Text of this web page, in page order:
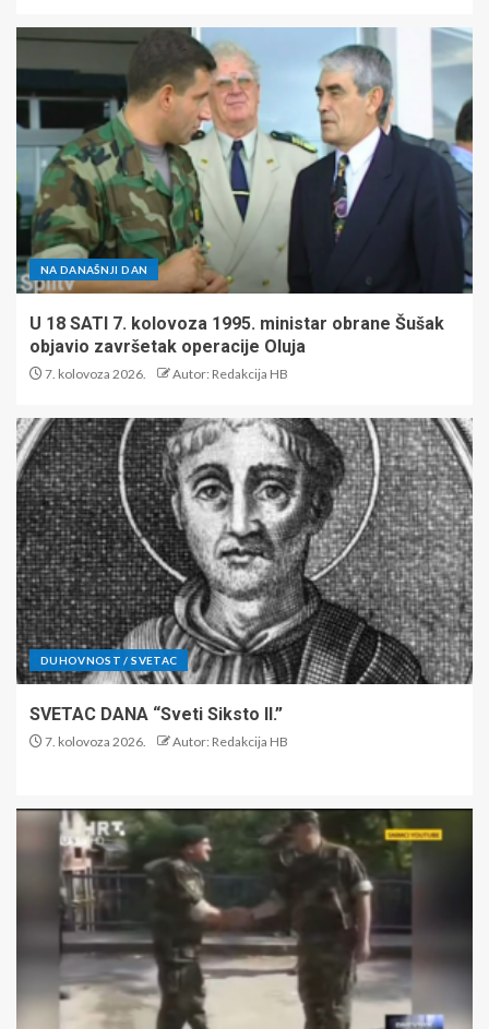
NA DANAŠNJI DAN
U 18 SATI 7. kolovoza 1995. ministar obrane Šušak
objavio završetak operacije Oluja
7. kolovoza 2026. Autor: Redakcija HB
DUHOVNOST / SVETAC
SVETAC DANA “Sveti Siksto II.”
7. kolovoza 2026. Autor: Redakcija HB